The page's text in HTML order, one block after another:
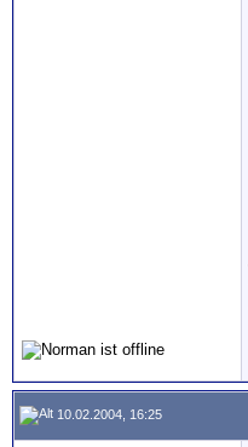
10.02.2004, 16:25